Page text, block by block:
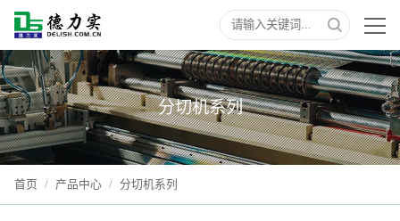
分切机系列
首页 / 产品中心 / 分切机系列